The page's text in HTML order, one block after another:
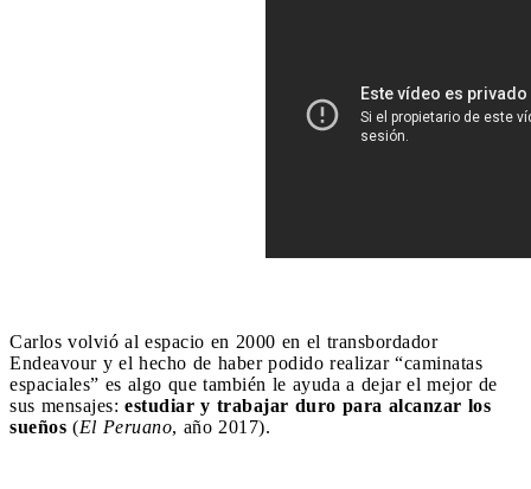
Carlos volvió al espacio en 2000 en el transbordador
Endeavour y el hecho de haber podido realizar “caminatas
espaciales” es algo que también le ayuda a dejar el mejor de
sus mensajes: estudiar y trabajar duro para alcanzar los
sueños (El Peruano, año 2017).